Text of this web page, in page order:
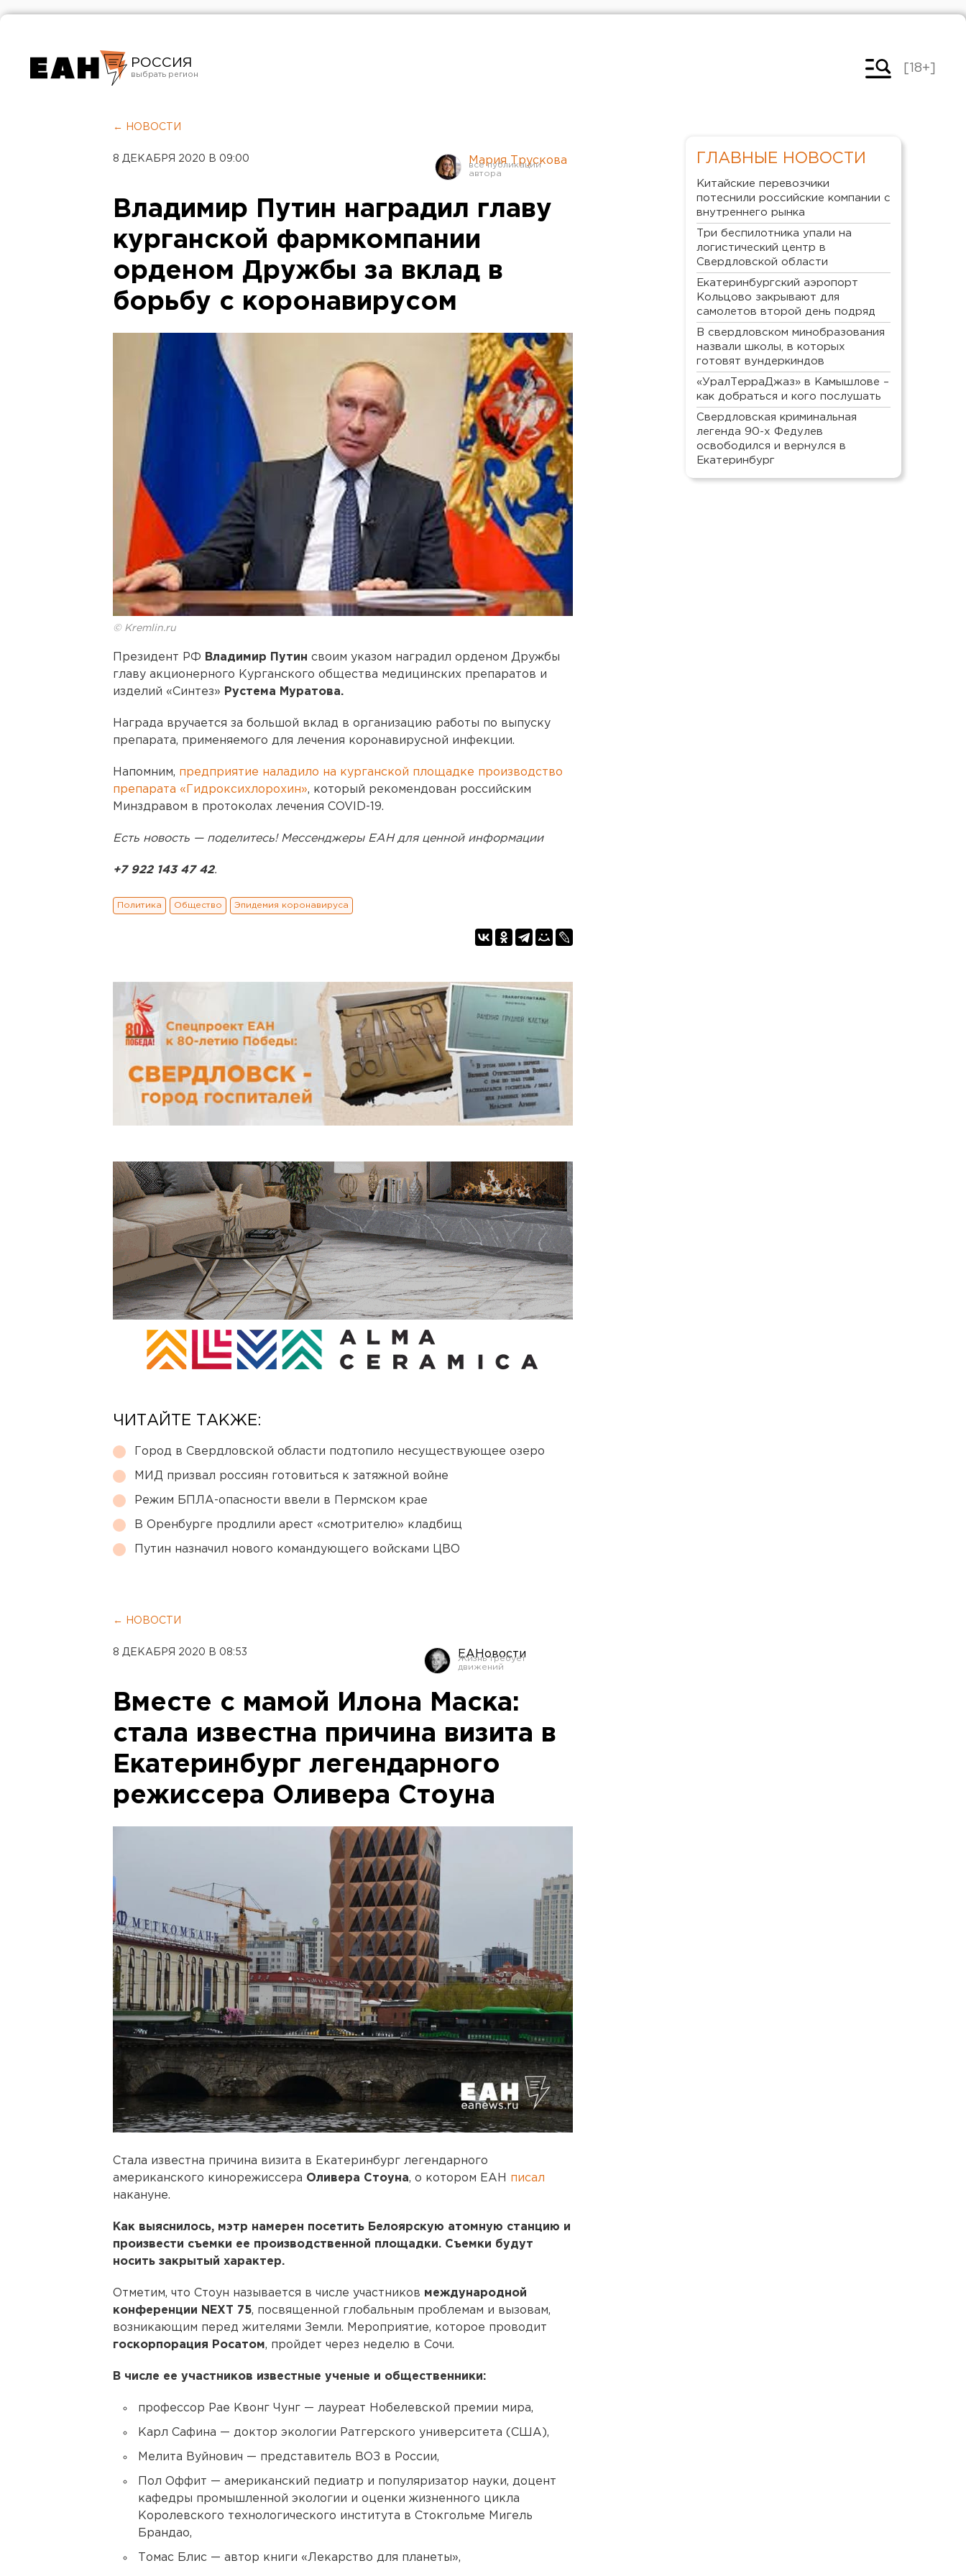
РОССИЯ
Челябинск
[18+]
← НОВОСТИ
8 ДЕКАБРЯ 2020 В 09:00 Мария Трускова
Владимир Путин наградил главу
курганской фармкомпании
орденом Дружбы за вклад в
борьбу с коронавирусом
© Kremlin.ru
Президент РФ Владимир Путин своим указом наградил орденом Дружбы
главу акционерного Курганского общества медицинских препаратов и
изделий «Синтез» Рустема Муратова.
Награда вручается за большой вклад в организацию работы по выпуску
препарата, применяемого для лечения коронавирусной инфекции.
Напомним, предприятие наладило на курганской площадке производство
препарата «Гидроксихлорохин», который рекомендован российским
Минздравом в протоколах лечения COVID-19.
Есть новость — поделитесь! Мессенджеры ЕАН для ценной информации
+7 922 143 47 42.
Политика Общество Эпидемия коронавируса
ЧИТАЙТЕ ТАКЖЕ:
Город в Свердловской области подтопило несуществующее озеро
МИД призвал россиян готовиться к затяжной войне
Режим БПЛА-опасности ввели в Пермском крае
В Оренбурге продлили арест «смотрителю» кладбищ
Путин назначил нового командующего войсками ЦВО
← НОВОСТИ
8 ДЕКАБРЯ 2020 В 08:53 ЕАНовости
Вместе с мамой Илона Маска:
стала известна причина визита в
Екатеринбург легендарного
режиссера Оливера Стоуна
Стала известна причина визита в Екатеринбург легендарного
американского кинорежиссера Оливера Стоуна, о котором ЕАН писал
накануне.
Как выяснилось, мэтр намерен посетить Белоярскую атомную станцию и
произвести съемки ее производственной площадки. Съемки будут
носить закрытый характер.
Отметим, что Стоун называется в числе участников международной
конференции NEXT 75, посвященной глобальным проблемам и вызовам,
возникающим перед жителями Земли. Мероприятие, которое проводит
госкорпорация Росатом, пройдет через неделю в Сочи.
В числе ее участников известные ученые и общественники:
профессор Рае Квонг Чунг — лауреат Нобелевской премии мира,
Карл Сафина — доктор экологии Ратгерского университета (США),
Мелита Вуйнович — представитель ВОЗ в России,
Пол Оффит — американский педиатр и популяризатор науки, доцент
кафедры промышленной экологии и оценки жизненного цикла
Королевского технологического института в Стокгольме Мигель
Брандао,
Томас Блис — автор книги «Лекарство для планеты»,
ГЛАВНЫЕ НОВОСТИ
Китайские перевозчики
потеснили российские компании с
внутреннего рынка
Три беспилотника упали на
логистический центр в
Свердловской области
Екатеринбургский аэропорт
Кольцово закрывают для
самолетов второй день подряд
В свердловском минобразования
назвали школы, в которых
готовят вундеркиндов
«УралТерраДжаз» в Камышлове –
как добраться и кого послушать
Свердловская криминальная
легенда 90-х Федулев
освободился и вернулся в
Екатеринбург